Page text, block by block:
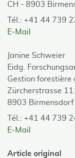
CH - 8903
Tél.: +41 44 739
E-Mail
Janine Schweier
Eidg.
Gestion forestière
Zürcherstrasse
8903 Birmensdorf
Tél.: +41 44 739
E-Mail
Article original